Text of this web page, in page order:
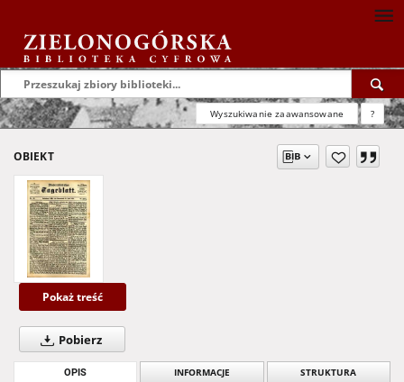
Wyszukiwanie zaawansowane ?
OBIEKT
Pokaż treść
Pobierz
OPIS INFORMACJE STRUKTURA